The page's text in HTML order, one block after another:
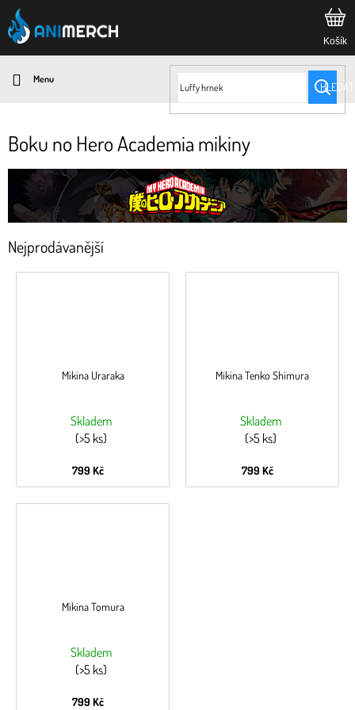
Přejít
na
obsah
HLEDAT
Boku no Hero Academia mikiny
Nejprodávanější
Mikina Uraraka
Skladem
(>5 ks)
799 Kč
Mikina Tenko Shimura
Skladem
(>5 ks)
799 Kč
Mikina Tomura
Skladem
(>5 ks)
799 Kč